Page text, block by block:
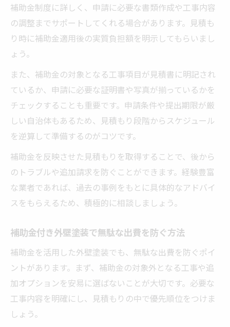
補助金制度に詳しく、申請に必要な書類作成や工事内容
の調整までサポートしてくれる場合があります。見積も
り時に補助金適用後の実質負担額を明示してもらいまし
ょう。
また、補助金の対象となる工事項目が見積書に明記され
ているか、申請に必要な証明書や写真が揃っているかを
チェックすることも重要です。申請条件や提出期限が厳
しい自治体もあるため、見積もり段階からスケジュール
を逆算して準備するのがコツです。
補助金を反映させた見積もりを取得することで、後から
のトラブルや追加請求を防ぐことができます。経験豊富
な業者であれば、過去の事例をもとに具体的なアドバイ
スをもらえるため、積極的に相談しましょう。
補助金付き外壁塗装で無駄な出費を防ぐ方法
補助金を活用した外壁塗装でも、無駄な出費を防ぐポイ
ントがあります。まず、補助金の対象外となる工事や追
加オプションを安易に選ばないことが大切です。必要な
工事内容を明確にし、見積もりの中で優先順位をつけま
しょう。